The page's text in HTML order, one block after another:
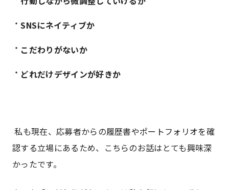
SNSにネイティブか
こだわりがないか
どれだけデザインが好きか
私も現在、応募者からの履歴書やポートフォリオを確
認する立場にあるため、こちらのお話はとても興味深
かったです。